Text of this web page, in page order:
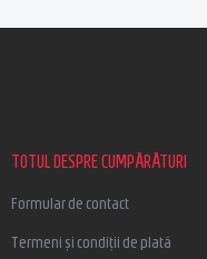
TOTUL DESPRE CUMPĂRĂTURI
Formular de contact
Termeni și condiții de plată